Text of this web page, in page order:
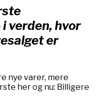
verden, hvor
er
nye varer, mere
her og nu: Billigere